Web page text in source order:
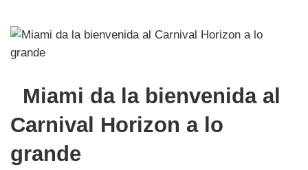
Miami da la bienvenida al
Carnival Horizon a lo
grande